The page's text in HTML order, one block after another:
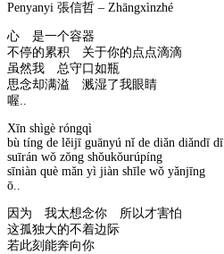
Penyanyi 張信哲 – Zhāngxìnzhé
心 是一个容器
不停的累积 关于你的点点滴滴
虽然我 总守口如瓶
思念却满溢 溅湿了我眼睛
喔..
Xīn shìgè róngqì
bù tíng de lěijī guānyú nǐ de diǎn diǎndī dī
suīrán wǒ zǒng shǒukǒurúpíng
sīniàn què mǎn yì jiàn shīle wǒ yǎnjīng
ō..
因为 我太想念你 所以才害怕
这孤独大的不着边际
若此刻能奔向你